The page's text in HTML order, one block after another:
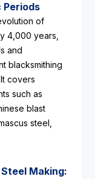
of
4,000 years,
and
blacksmithing
covers
such as
blast
steel,
Making: